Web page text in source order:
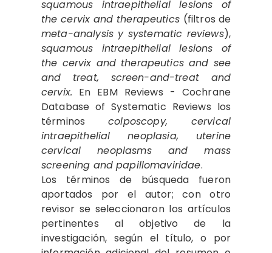
squamous intraepithelial lesions of
the cervix and therapeutics (filtros de
meta-analysis y systematic reviews),
squamous intraepithelial lesions of
the cervix and therapeutics and see
and treat, screen-and-treat and
cervix. En EBM Reviews - Cochrane
Database of Systematic Reviews los
términoscolposcopy, cervical
intraepithelial neoplasia, uterine
cervical neoplasms and mass
screening and papillomaviridae.
Los términos de búsqueda fueron
aportados por el autor; con otro
revisor se seleccionaron los artículos
pertinentes al objetivo de la
investigación, según el título, o por